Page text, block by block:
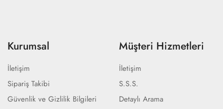
Kurumsal
İletişim
Sipariş Takibi
Güvenlik ve Gizlilik Bilgileri
Müşteri Hizmetleri
İletişim
S.S.S.
Detaylı Arama